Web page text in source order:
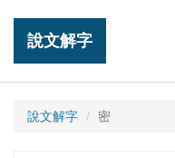
說文解字
說文解字 密